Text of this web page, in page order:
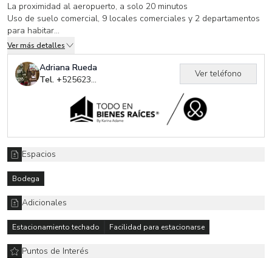
La proximidad al aeropuerto, a solo 20 minutos
Uso de suelo comercial, 9 locales comerciales y 2 departamentos
para habitar
Bien cimentado, estructura fuerte
PB ,estacionamiento 3 autos, 1 cuarto de servicio y 3 locales.
1 nivel ,3 locales comerciales
3 nivel ,1 local comercial y 2 departamentos
Azotea, 2 cuartos de servicio
Ver más detalles
Adriana Rueda
Tel. +525623701869
Ver teléfono
Espacios
Bodega
Adicionales
Estacionamiento techado Facilidad para estacionarse
Puntos de Interés